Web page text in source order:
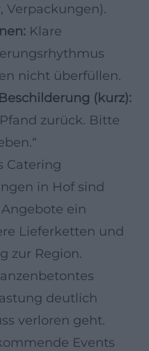
Verpackungen).
Klare
nicht überfüllen.
(kurz):
zurück. Bitte
Catering
in Hof sind
ein
Lieferketten und
zur Region.
deutlich
verloren geht.
Events